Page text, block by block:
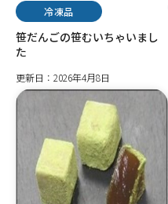
冷凍品
笹だんごの笹むいちゃいまし
た
更新日：2026年4月8日